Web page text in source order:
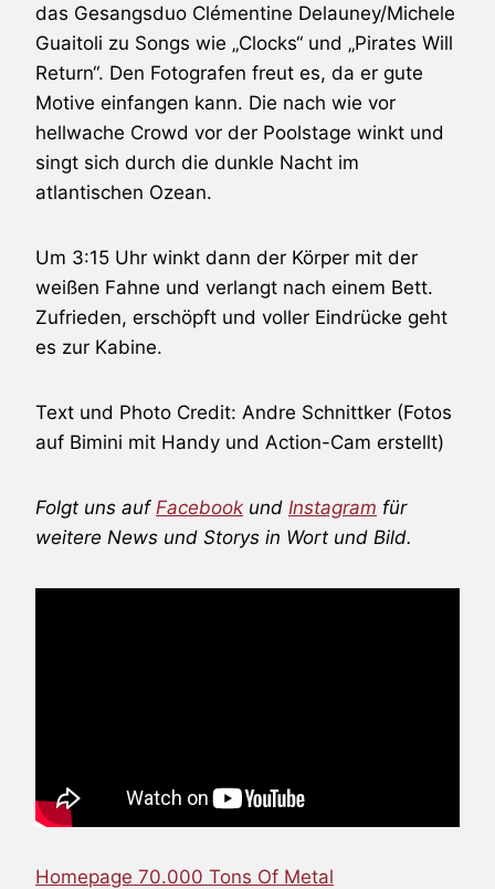
das Gesangsduo Clémentine Delauney/Michele
Guaitoli zu Songs wie „Clocks“ und „Pirates Will
Return“. Den Fotografen freut es, da er gute
Motive einfangen kann. Die nach wie vor
hellwache Crowd vor der Poolstage winkt und
singt sich durch die dunkle Nacht im
atlantischen Ozean.
Um 3:15 Uhr winkt dann der Körper mit der
weißen Fahne und verlangt nach einem Bett.
Zufrieden, erschöpft und voller Eindrücke geht
es zur Kabine.
Text und Photo Credit: Andre Schnittker (Fotos
auf Bimini mit Handy und Action-Cam erstellt)
Folgt uns auf Facebook und Instagram für
weitere News und Storys in Wort und Bild.
Homepage 70.000 Tons Of Metal